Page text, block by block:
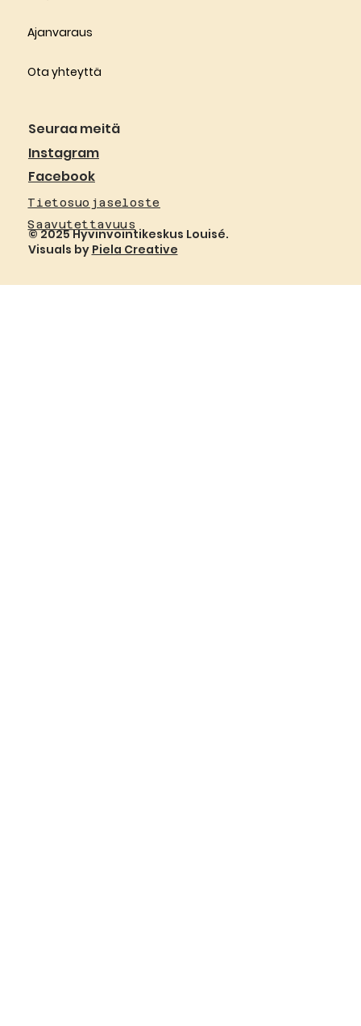
Ajanvaraus
Ota yhteyttä
Seuraa meitä
Instagram
Facebook
Tietosuojaseloste
Saavutettavuus
© 2025 Hyvinvointikeskus Louisé.
Visuals by Piela Creative